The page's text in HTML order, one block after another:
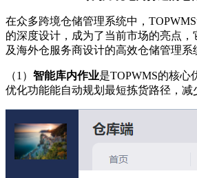
在众多跨境仓储管理系统中，
的深度设计，成为了当前市场的亮点
及海外仓服务商设计的高效仓储管理系
（1） 智能库内作业是TOPWMS的核心
优化功能能自动规划最短拣货路径，减